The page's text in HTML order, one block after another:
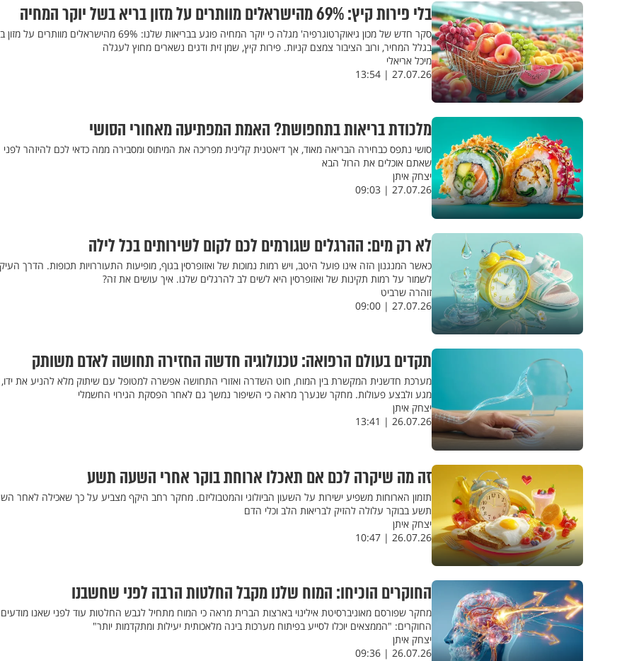
בלי פירות קיץ: 69% מהישראלים מוותרים על מזון בריא בשל יוקר המחיה
סקר חדש של מכון גיאוקרטוגרפיה' מגלה כי יוקר המחיה פוגע בבריאות שלנו: 69% מהישראלים מוותרים
בגלל המחיר, ורוב הציבור צמצם קניות. פירות קיץ, שמן זית ודגים נשארים מחוץ לעגלה
מיכל אריאלי
27.07.26 | 13:54
מלכודת בריאות בתחפושת? האמת המפתיעה מאחורי הסושי
סושי נתפס כבחירה הבריאה מאוד, אך דיאטנית קלינית מפריכה את המיתוס ומסבירה ממה כדאי לכם להיזהר לפני
שאתם אוכלים את הרול הבא
יצחק איתן
27.07.26 | 09:03
לא רק מים: ההרגלים שגורמים לכם לקום לשירותים בכל לילה
כאשר המנגנון הזה אינו פועל היטב, ויש רמות נמוכות של ואזופרסין בגוף, מופיעות התעוררויות תכופות. הדרך
לשמור על רמות תקינות של ואזופרסין היא לשים לב להרגלים שלנו. איך עושים את זה?
זוהרה שרביט
27.07.26 | 09:00
תקדים בעולם הרפואה: טכנולוגיה חדשה החזירה תחושה לאדם משותק
מערכת חדשנית המקשרת בין המוח, חוט השדרה ואזורי התחושה אפשרה למטופל עם שיתוק מלא להניע את
מגע ולבצע פעולות. מחקר שנערך מראה כי השיפור נמשך גם לאחר הפסקת הגירוי החשמלי
יצחק איתן
26.07.26 | 13:41
זה מה שיקרה לכם אם תאכלו ארוחת בוקר אחרי השעה תשע
תזמון הארוחות משפיע ישירות על השעון הביולוגי והמטבוליזם. מחקר רחב היקף מצביע על כך שאכילה לאחר
תשע בבוקר עלולה להזיק לבריאות הלב וכלי הדם
יצחק איתן
26.07.26 | 10:47
החוקרים הוכיחו: המוח שלנו מקבל החלטות הרבה לפני שחשבנו
מחקר שפורסם מאוניברסיטת אילינוי בארצות הברית מראה כי המוח מתחיל לגבש החלטות עוד לפני שאנו
החוקרים: "הממצאים יוכלו לסייע בפיתוח מערכות בינה מלאכותית יעילות ומתקדמות יותר"
יצחק איתן
26.07.26 | 09:36